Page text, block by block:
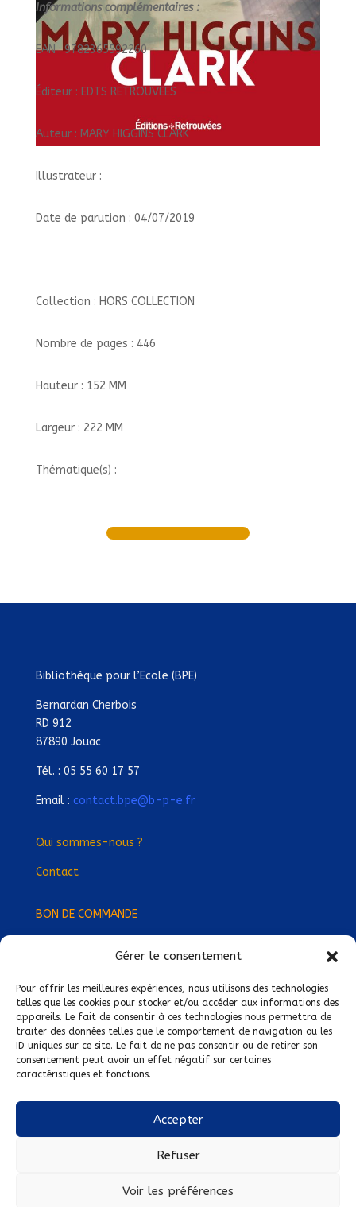
Gérer le consentement
Pour offrir les meilleures expériences, nous utilisons des technologies
telles que les cookies pour stocker et/ou accéder aux informations des
appareils. Le fait de consentir à ces technologies nous permettra de
traiter des données telles que le comportement de navigation ou les
ID uniques sur ce site. Le fait de ne pas consentir ou de retirer son
consentement peut avoir un effet négatif sur certaines
caractéristiques et fonctions.
Accepter
Refuser
Voir les préférences
Informations complémentaires :
EAN : 9782365592260
Éditeur : EDTS RETROUVEES
Auteur : MARY HIGGINS CLARK
Illustrateur :
Date de parution : 04/07/2019
Collection : HORS COLLECTION
Nombre de pages : 446
Hauteur : 152 MM
Largeur : 222 MM
Thématique(s) :
Bibliothèque pour l’Ecole (BPE)
Bernardan Cherbois
RD 912
87890 Jouac
Tél. : 05 55 60 17 57
Email : contact.bpe@b-p-e.fr
Qui sommes-nous ?
Contact
BON DE COMMANDE
Devenez Délégué·e Régional·e !
Trouvez-nous près de chez vous !
Mentions légales
Conditions générales de vente
Politique de confidentialité